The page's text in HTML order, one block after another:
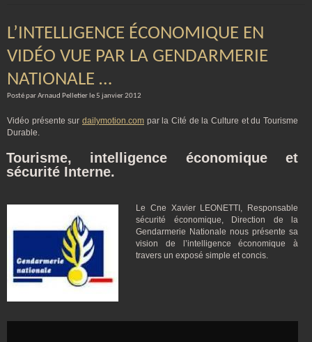
L’INTELLIGENCE ÉCONOMIQUE EN
VIDÉO VUE PAR LA GENDARMERIE
NATIONALE …
Posté par Arnaud Pelletier le 5 janvier 2012
Vidéo présente sur dailymotion.com par la Cité de la Culture et du Tourisme
Durable.
Tourisme, intelligence économique et
sécurité Interne.
Le Cne Xavier LEONETTI, Responsable
sécurité économique, Direction de la
Gendarmerie Nationale nous présente sa
vision de l’intelligence économique à
travers un exposé simple et concis.